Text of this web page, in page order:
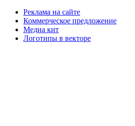
Реклама на сайте
Коммерческое предложение
Медиа кит
Логотипы в векторе